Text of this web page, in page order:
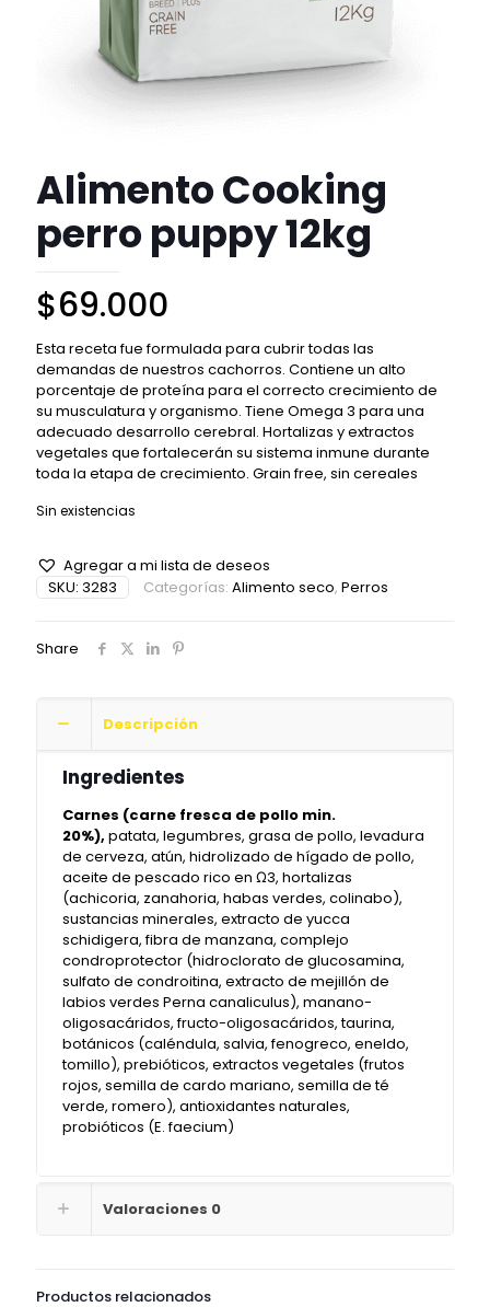
Alimento Cooking
perro puppy 12kg
$69.000
Esta receta fue formulada para cubrir todas las
demandas de nuestros cachorros. Contiene un alto
porcentaje de proteína para el correcto crecimiento de
su musculatura y organismo. Tiene Omega 3 para una
adecuado desarrollo cerebral. Hortalizas y extractos
vegetales que fortalecerán su sistema inmune durante
toda la etapa de crecimiento. Grain free, sin cereales
Sin existencias
Agregar a mi lista de deseos
SKU: 3283 Categorías: Alimento seco, Perros
Share
Descripción
Ingredientes
Carnes (carne fresca de pollo min.
20%), patata, legumbres, grasa de pollo, levadura
de cerveza, atún, hidrolizado de hígado de pollo,
aceite de pescado rico en Ω3, hortalizas
(achicoria, zanahoria, habas verdes, colinabo),
sustancias minerales, extracto de yucca
schidigera, fibra de manzana, complejo
condroprotector (hidroclorato de glucosamina,
sulfato de condroitina, extracto de mejillón de
labios verdes Perna canaliculus), manano-
oligosacáridos, fructo-oligosacáridos, taurina,
botánicos (caléndula, salvia, fenogreco, eneldo,
tomillo), prebióticos, extractos vegetales (frutos
rojos, semilla de cardo mariano, semilla de té
verde, romero), antioxidantes naturales,
probióticos (E. faecium)
Valoraciones 0
Productos relacionados